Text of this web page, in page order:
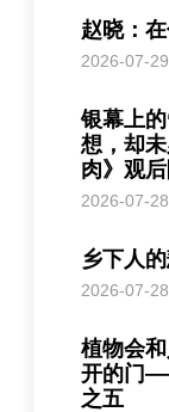
赵晓：
2026-07-29
银幕上
想，却
肉》观
2026-07-28
乡下人
2026-07-28
植物会
开的门
之五